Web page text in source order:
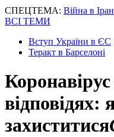
СПЕЦТЕМА: Війна в
ВСІ ТЕМИ
Вступ України в ЄС
Теракт в Барселоні
відповідях:
захиститися